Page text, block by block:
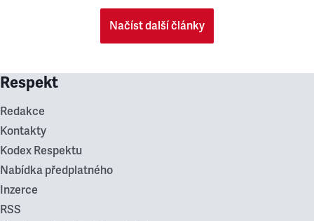
Načíst další články
Respekt
Redakce
Kontakty
Kodex Respektu
Nabídka předplatného
Inzerce
RSS